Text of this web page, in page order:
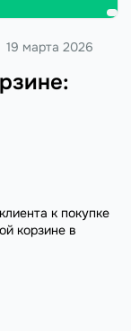
19 марта 2026
к покупке
корзине в